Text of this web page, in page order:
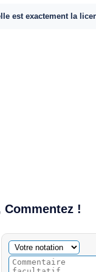
est exactement la
Commentez !
Commentaire facultatif
Votre notation